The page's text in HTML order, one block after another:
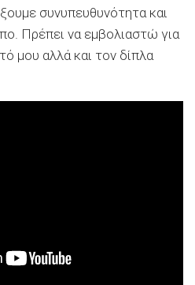
συνυπευθυνότητα και
Πρέπει να εμβολιαστώ για
μου αλλά και τον δίπλα